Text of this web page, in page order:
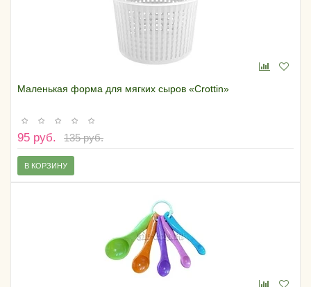
Маленькая форма для мягких сыров «Crottin»
95 руб. 135 руб.
В КОРЗИНУ